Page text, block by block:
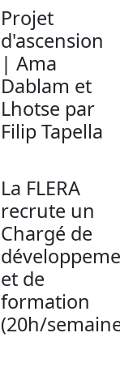
Projet
d'ascension
| Ama
Dablam et
Lhotse par
Filip Tapella
La FLERA
recrute un
Chargé de
et de
formation
(20h/